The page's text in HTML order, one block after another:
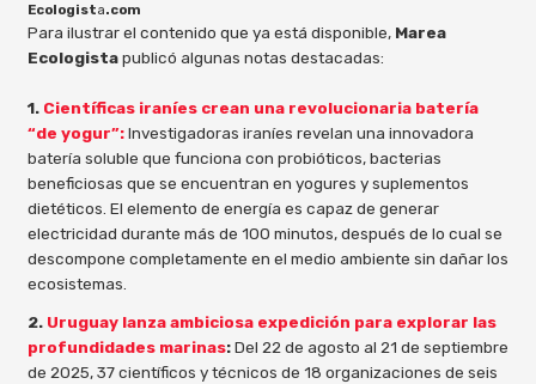
Ecologista.com
Para ilustrar el contenido que ya está disponible, Marea
Ecologistapublicó algunas notas destacadas:
1. Científicas iraníes crean una revolucionaria batería
“de yogur”: Investigadoras iraníes revelan una innovadora
batería soluble que funciona con probióticos, bacterias
beneficiosas que se encuentran en yogures y suplementos
dietéticos. El elemento de energía es capaz de generar
electricidad durante más de 100 minutos, después de lo cual se
descompone completamente en el medio ambiente sin dañar los
ecosistemas.
2. Uruguay lanza ambiciosa expedición para explorar las
profundidades marinas:Del 22 de agosto al 21 de septiembre
de 2025, 37 científicos y técnicos de 18 organizaciones de seis